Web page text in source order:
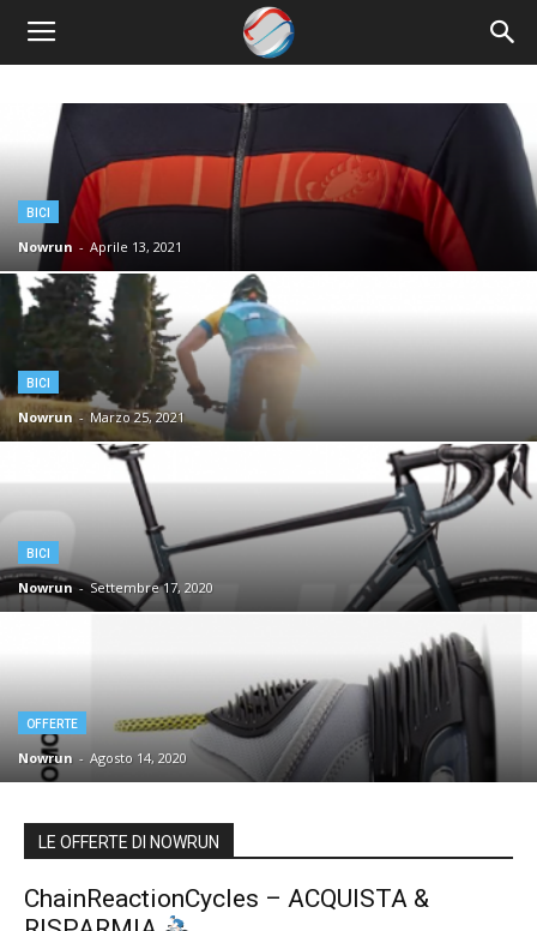
Nowrun
BICI
Nowrun - Aprile 13, 2021
BICI
Nowrun - Marzo 25, 2021
BICI
Nowrun - Settembre 17, 2020
OFFERTE
Nowrun - Agosto 14, 2020
LE OFFERTE DI NOWRUN
ChainReactionCycles – ACQUISTA &